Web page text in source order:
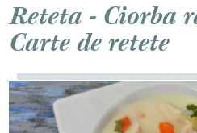
Reteta - Ciorba
Carte de retete